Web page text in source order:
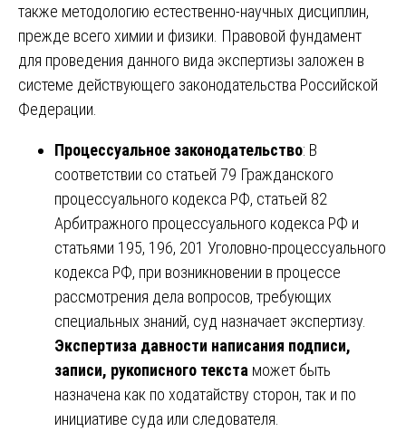
также методологию естественно-научных дисциплин,
прежде всего химии и физики. Правовой фундамент
для проведения данного вида экспертизы заложен в
системе действующего законодательства Российской
Федерации.
Процессуальное законодательство: В
соответствии со статьей 79 Гражданского
процессуального кодекса РФ, статьей 82
Арбитражного процессуального кодекса РФ и
статьями 195, 196, 201 Уголовно-процессуального
кодекса РФ, при возникновении в процессе
рассмотрения дела вопросов, требующих
специальных знаний, суд назначает экспертизу.
Экспертиза давности написания подписи,
записи, рукописного текста может быть
назначена как по ходатайству сторон, так и по
инициативе суда или следователя.